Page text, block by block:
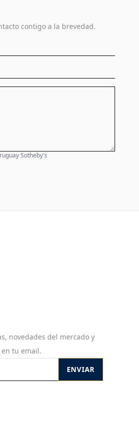
contigo a la brevedad.
Sotheby's
novedades del mercado y
tu email.
ENVIAR